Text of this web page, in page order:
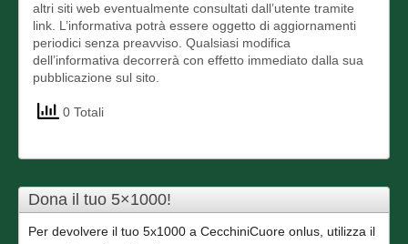
altri siti web eventualmente consultati dall’utente tramite
link. L’informativa potrà essere oggetto di aggiornamenti
periodici senza preavviso. Qualsiasi modifica
dell’informativa decorrerà con effetto immediato dalla sua
pubblicazione sul sito.
0 Totali
Dona il tuo 5×1000!
Per devolvere il tuo 5x1000 a CecchiniCuore onlus, utilizza il